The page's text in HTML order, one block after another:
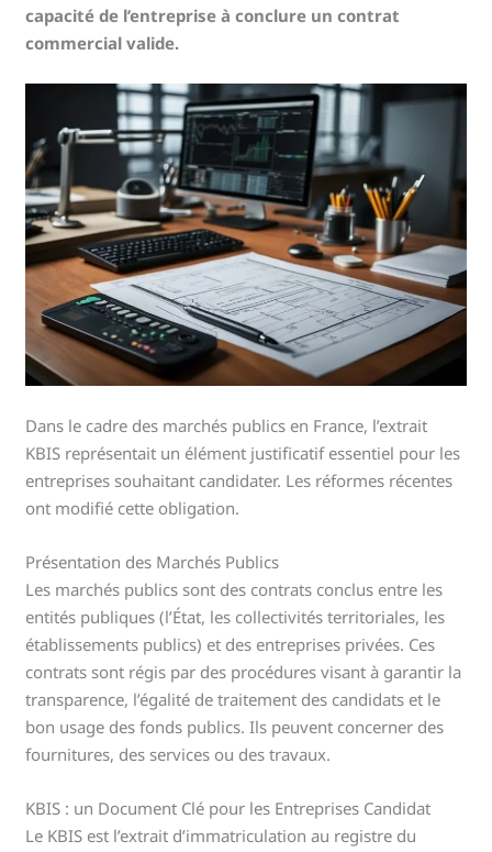
capacité de l’entreprise à conclure un contrat
commercial valide.
Dans le cadre des marchés publics en France, l’extrait
KBIS représentait un élément justificatif essentiel pour les
entreprises souhaitant candidater. Les réformes récentes
ont modifié cette obligation.
Présentation des Marchés Publics
Les marchés publics sont des contrats conclus entre les
entités publiques (l’État, les collectivités territoriales, les
établissements publics) et des entreprises privées. Ces
contrats sont régis par des procédures visant à garantir la
transparence, l’égalité de traitement des candidats et le
bon usage des fonds publics. Ils peuvent concerner des
fournitures, des services ou des travaux.
KBIS : un Document Clé pour les Entreprises Candidat
Le KBIS est l’extrait d’immatriculation au registre du